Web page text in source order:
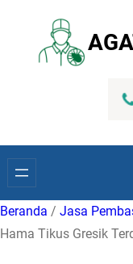
konten
Beranda / Jasa
Hama Tikus Gresik